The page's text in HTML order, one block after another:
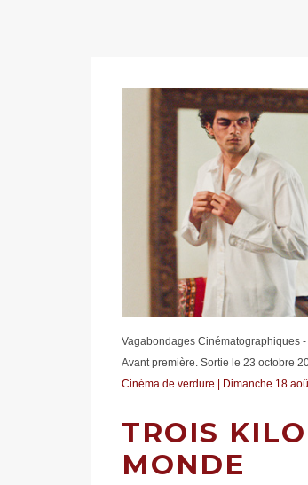
Vagabondages Cinématographiques
Avant première. Sortie le 23 octobre
Cinéma de verdure | Dimanche 18
TROIS
MONDE